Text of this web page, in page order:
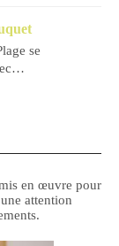
se
en œuvre pour
attention